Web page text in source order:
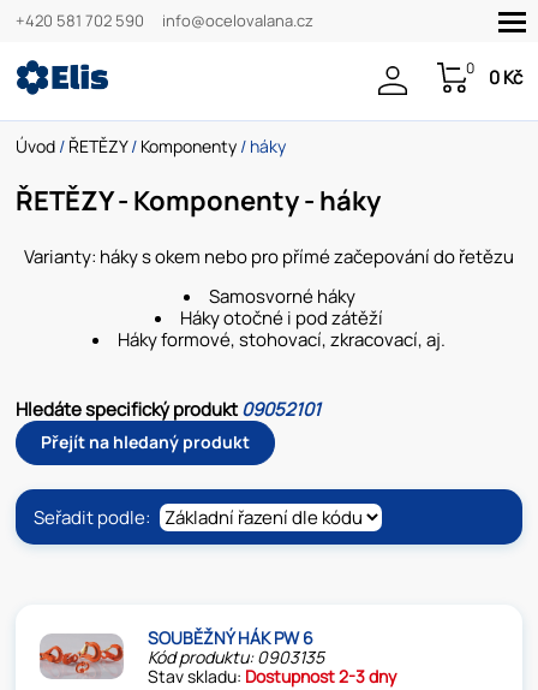
+420 581 702 590 info@ocelovalana.cz
0 0 Kč
Úvod / ŘETĚZY/ Komponenty / háky
ŘETĚZY - Komponenty - háky
Varianty: háky s okem nebo pro přímé začepování do řetězu
Samosvorné háky
Háky otočné i pod zátěží
Háky formové, stohovací, zkracovací, aj.
Hledáte specifický produkt09052101
Přejít na hledaný produkt
Seřadit podle:
SOUBĚŽNÝ HÁK PW 6
Kód produktu: 0903135
Stav skladu: Dostupnost 2-3 dny